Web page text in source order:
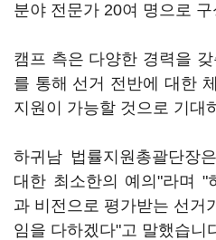
분야 전문가 20여 명으로
캠프 측은 다양한 경력을
를 통해 선거 전반에 대한
지원이 가능할 것으로 기대
하귀남 법률지원총괄단장
대한 최소한의 예의"라며 "
과 비전으로 평가받는 선거
임을 다하겠다"고 말했습니